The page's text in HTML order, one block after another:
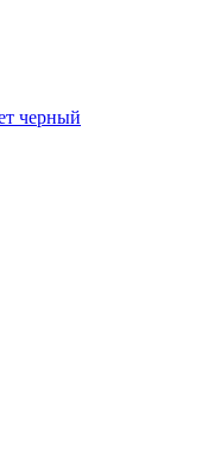
черный